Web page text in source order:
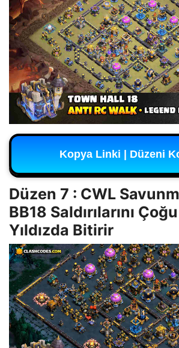
Kopya Linki | Düzeni
Düzen 7 : CWL
BB18 Saldırılarını
Yıldızda Bitirir